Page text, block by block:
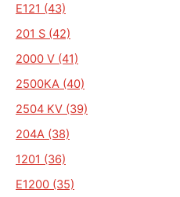
E121 (43)
201 S (42)
2000 V (41)
2500KA (40)
2504 KV (39)
204A (38)
1201 (36)
E1200 (35)